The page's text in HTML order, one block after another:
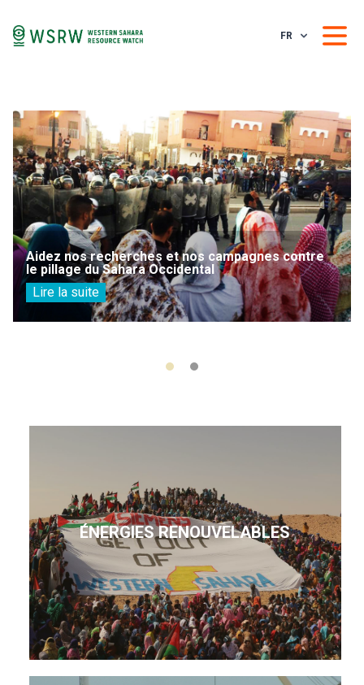
FR
Aidez nos recherches et nos campagnes contre
le pillage du Sahara Occidental
Lire la suite
ÉNERGIES RENOUVELABLES